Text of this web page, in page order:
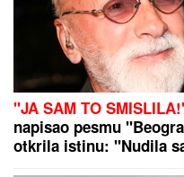
Zvezda po notama
Crveno-beli slavili sa
dobru uvertiru za meč